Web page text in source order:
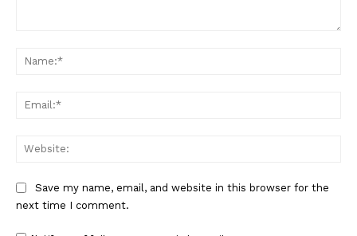
Save my name, email, and website in this browser for the
next time I comment.